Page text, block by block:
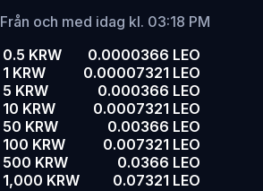
Från och med idag kl. 03:18 PM
0.5 KRW
0.0000366 LEO
1 KRW
0.00007321 LEO
5 KRW
0.000366 LEO
10 KRW
0.0007321 LEO
50 KRW
0.00366 LEO
100 KRW
0.007321 LEO
500 KRW
0.0366 LEO
1,000 KRW
0.07321 LEO